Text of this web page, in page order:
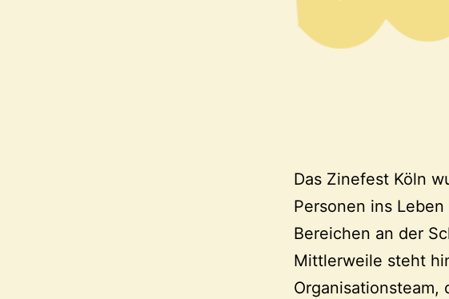
Das Zinefest Köln
Personen ins
Bereichen an der
Mittlerweile steht
Organisationsteam,